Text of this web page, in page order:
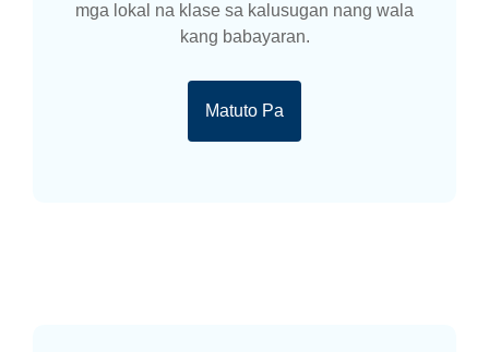
mga lokal na klase sa kalusugan nang wala
kang babayaran.
Matuto Pa